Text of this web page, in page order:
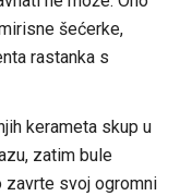
šećerke,
rastanka s
kerameta skup u
zatim bule
zavrte svoj ogromni